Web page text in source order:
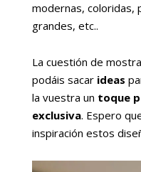
modernas, coloridas,
grandes, etc..
La cuestión de
podáis sacar ideas
la vuestra un toque
exclusiva. Espero
inspiración estos